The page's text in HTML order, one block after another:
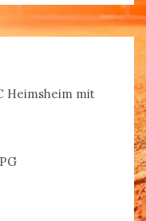
Heimsheim mit